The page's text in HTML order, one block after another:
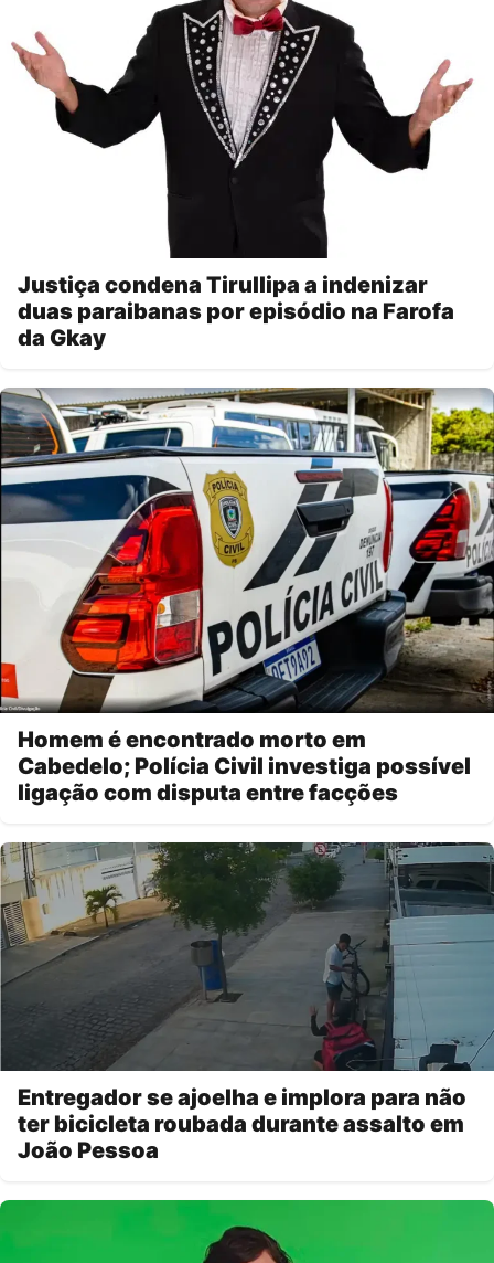
Justiça condena Tirullipa a indenizar
duas paraibanas por episódio na Farofa
da Gkay
Homem é encontrado morto em
Cabedelo; Polícia Civil investiga possível
ligação com disputa entre facções
Entregador se ajoelha e implora para não
ter bicicleta roubada durante assalto em
João Pessoa